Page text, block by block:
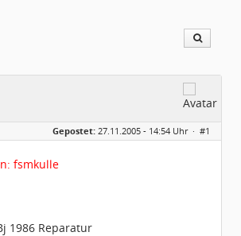
Gepostet: 27.11.2005 - 14:54 Uhr · #1
fsmkulle
1986 Reparatur